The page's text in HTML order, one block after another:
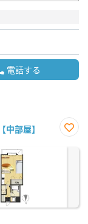
電話する
部屋】
に入